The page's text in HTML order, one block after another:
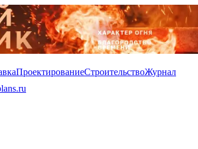
ПроектированиеСтроительствоЖурнал